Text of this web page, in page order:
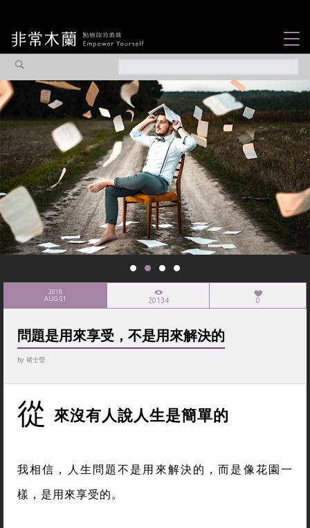
觀點專欄
焦點企劃
社會企業
認識我們
2018
AUG 01 20134 0
問題是用來享受，不是用來解決的
by 褚士瑩
從 來沒有人說人生是簡單的
我相信，人生問題不是用來解決的，而是像花園一
樣，是用來享受的。